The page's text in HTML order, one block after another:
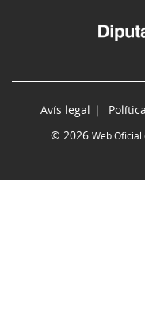
Avís legal
© 2026 Web Oficial